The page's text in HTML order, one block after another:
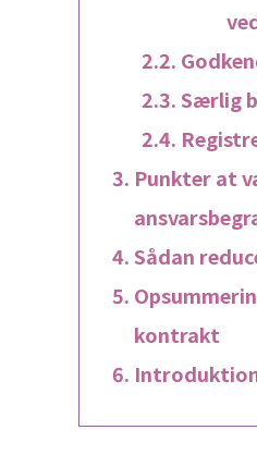
Særlig
Punkter at
Sådan
kontrakt